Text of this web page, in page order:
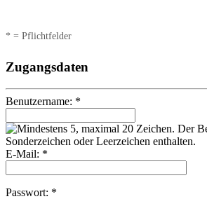
* = Pflichtfelder
Zugangsdaten
Benutzername: *
E-Mail: *
Passwort: *